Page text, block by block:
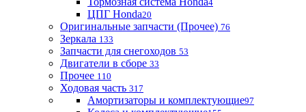
4
ЦПГ Honda20
Оригинальные запчасти (Прочее) 76
Зеркала 133
Запчасти для снегоходов 53
Двигатели в сборе 33
Прочее 110
Ходовая часть 317
Амортизаторы и комплектующие97